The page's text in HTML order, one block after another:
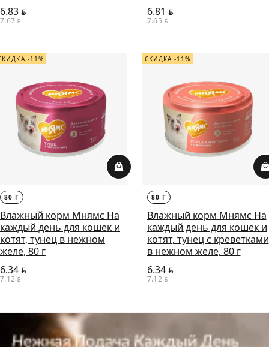
6.83 BYN
7.67 BYN
6.81 BYN
7.65 BYN
-11%
80 Г
Влажный корм Мнямс На
каждый день для кошек и
котят, тунец в нежном
желе, 80 г
6.34 BYN
7.12 BYN
СКИДКА -11%
80 Г
Влажный корм Мнямс На
каждый день для кошек и
котят, тунец с креветками
в нежном желе, 80 г
6.34BYN
7.12 BYN